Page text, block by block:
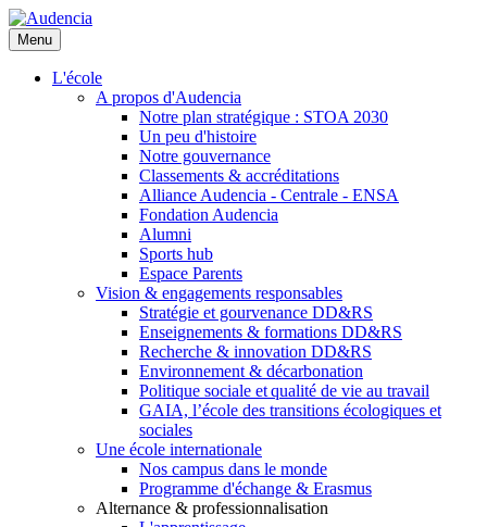
Aller
au
contenu
principal
Menu
L'école
A propos d'Audencia
Notre plan stratégique : STOA 2030
Un peu d'histoire
Notre gouvernance
Classements & accréditations
Alliance Audencia - Centrale - ENSA
Fondation Audencia
Alumni
Sports hub
Espace Parents
Vision & engagements responsables
Stratégie et gourvenance DD&RS
Enseignements & formations DD&RS
Recherche & innovation DD&RS
Environnement & décarbonation
Politique sociale et qualité de vie au travail
GAIA, l’école des transitions écologiques et
sociales
Une école internationale
Nos campus dans le monde
Programme d'échange & Erasmus
Alternance & professionnalisation